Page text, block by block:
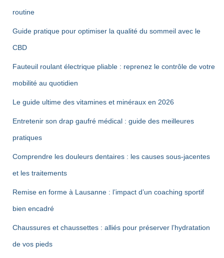
routine
Guide pratique pour optimiser la qualité du sommeil avec le
CBD
Fauteuil roulant électrique pliable : reprenez le contrôle de votre
mobilité au quotidien
Le guide ultime des vitamines et minéraux en 2026
Entretenir son drap gaufré médical : guide des meilleures
pratiques
Comprendre les douleurs dentaires : les causes sous-jacentes
et les traitements
Remise en forme à Lausanne : l’impact d’un coaching sportif
bien encadré
Chaussures et chaussettes : alliés pour préserver l’hydratation
de vos pieds